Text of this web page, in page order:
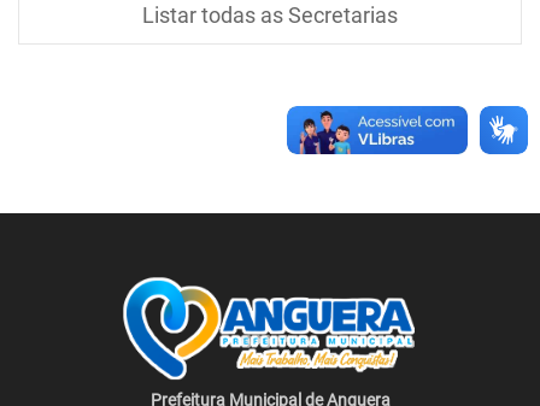
Listar todas as Secretarias
Prefeitura Municipal de Anguera